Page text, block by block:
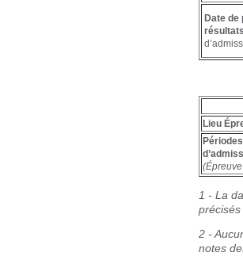
Date de
résultats
Lieu
1 - La
2 -
notes